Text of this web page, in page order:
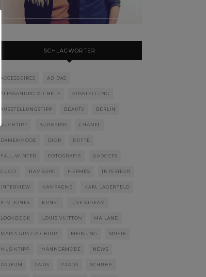
SCHLAGWÖRTER
ACCESSOIRES ADIDAS
ALESSANDRO MICHELE AUSSTELLUNG
AUSSTELLUNGSTIPP BEAUTY BERLIN
BUCHTIPP BURBERRY CHANEL
DAMENMODE DIOR DÜFTE
FALL-WINTER FOTOGRAFIE GADGETS
GUCCI HAMBURG HERMÈS INTERIEUR
INTERVIEW KAMPAGNE KARL LAGERFELD
KIM JONES KUNST LIVE STREAM
LOOKBOOK LOUIS VUITTON MAILAND
MARIA GRAZIA CHIURI MEINUNG MUSIK
MUSIKTIPP MÄNNERMODE NEWS
PARFUM PARIS PRADA SCHUHE